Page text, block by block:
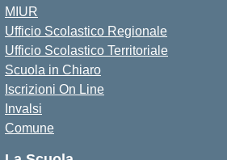
MIUR
Ufficio Scolastico Regionale
Ufficio Scolastico Territoriale
Scuola in Chiaro
Iscrizioni On Line
Invalsi
Comune